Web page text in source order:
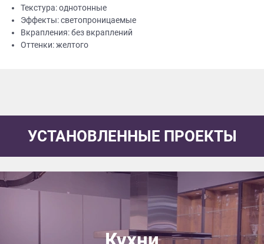
Текстура: однотонные
Эффекты: светопроницаемые
Вкрапления: без вкраплений
Оттенки: желтого
УСТАНОВЛЕННЫЕ ПРОЕКТЫ